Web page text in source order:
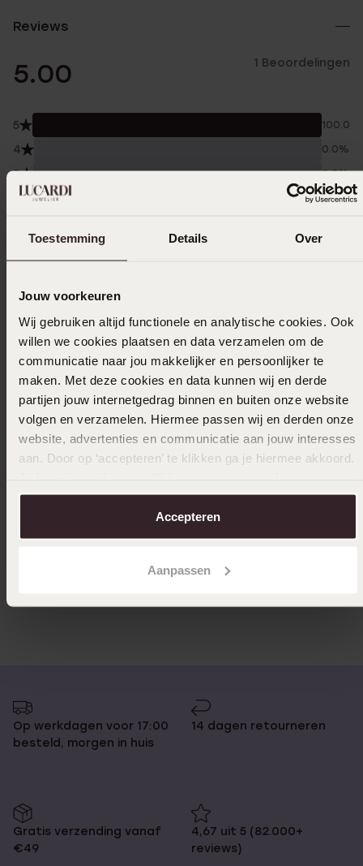
Toestemming Details Over
Jouw voorkeuren
Wij gebruiken altijd functionele en analytische cookies. Ook
willen we cookies plaatsen en data verzamelen om de
communicatie naar jou makkelijker en persoonlijker te
maken. Met deze cookies en data kunnen wij en derde
partijen jouw internetgedrag binnen en buiten onze website
volgen en verzamelen. Hiermee passen wij en derden onze
website, advertenties en communicatie aan jouw interesses
aan. Door op ‘accepteren’ te klikken ga je hiermee akkoord.
over in onscookiebeleid.
Accepteren
Aanpassen
Reviews
5.00 1 Beoordelingen
5 100.0%
4 0.0%
3 0.0%
2 0.0%
Verzameld onder de
17-05-2024 - Sushma I.
Ook leuk voor jou
Anderen kochten ook
Op werkdagen voor 17:00
besteld, morgen in huis
14 dagen retourneren
Gratis verzending vanaf
€49
4,67 uit 5 (82.000+
reviews)